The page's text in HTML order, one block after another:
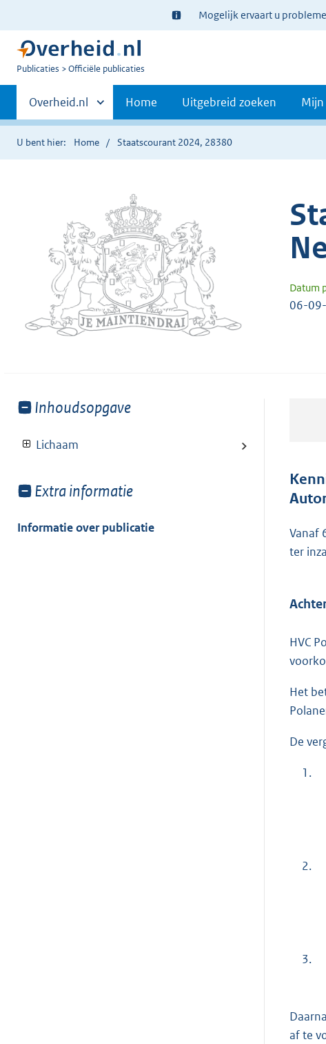
Ter
informatie:
Mogelijk ervaart u
U
Publicaties Officiële publicaties
Primaire
navigatie
Andere
sites
binnen
Overheid.nl Home Uitgebreid zoeken
U bent hier: Home Staatscourant 2024, 28380
Datum
06-
Toon
van:
Inhoudsopgave
Lichaam
Toon
van:
Extra informatie
Informatie over publicatie
Vanaf
ter
HVC
Het
De
1.
2.
3.
af te